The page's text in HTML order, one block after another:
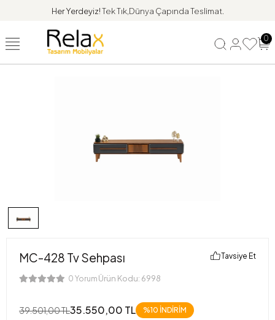
Her Yerdeyiz!Tek Tık,Dünya Çapında Teslimat.
0
MC-428 Tv Sehpası
0 Yorum Ürün Kodu: 6998
Tavsiye Et
39.501,00 TL35.550,00 TL %10 İNDİRİM